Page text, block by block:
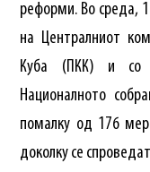
реформи. Во среда,
на Централниот
Куба (ПКК) и со
Националното
помалку од 176
доколку се